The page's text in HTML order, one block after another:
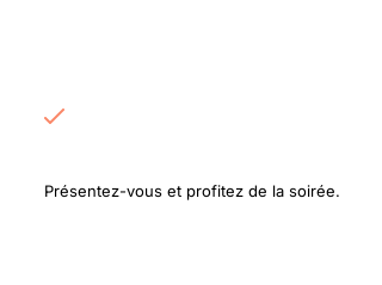
Présentez-vous et profitez de la soirée.